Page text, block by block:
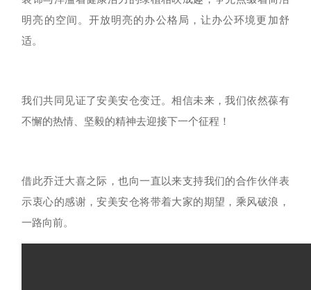
明亮的空间。开放明亮的办公格局，让办公环境更加舒
适。
我们共同见证了安美安仓变迁。相信未来，我们依然葆有
不懈的热情、坚毅的精神去迎接下一个征程！
借此乔迁大喜之际，也向一直以来支持我们的合作伙伴表
示衷心的感谢，安美安仓将带着大家的期望，乘风破浪，
一路向前。